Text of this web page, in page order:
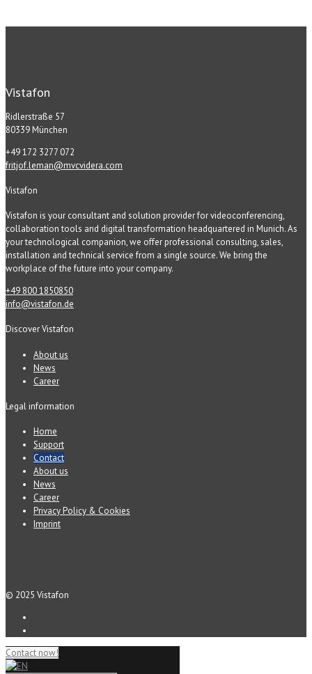
Vistafon
Ridlerstraße 57
80339 München
+49 172 3277 072
fritjof.leman@mvcvidera.com
Vistafon
Vistafon is your consultant and solution provider for videoconferencing,
collaboration tools and digital transformation headquartered in Munich. As
your technological companion, we offer professional consulting, sales,
installation and technical service from a single source. We bring the
workplace of the future into your company.
+49 800 1850850
info@vistafon.de
Discover Vistafon
About us
News
Career
Legal information
Home
Support
Contact
About us
News
Career
Privacy Policy & Cookies
Imprint
© 2025 Vistafon
Contact now!